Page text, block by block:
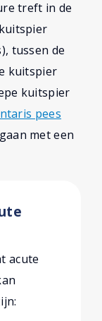
treft in de
tussen de
kuitspier
kuitspier
pees
met een
acute